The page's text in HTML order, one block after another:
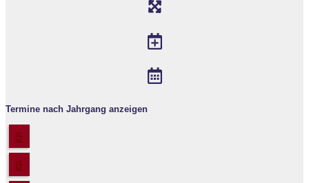
Termine nach Jahrgang anzeigen
5
6